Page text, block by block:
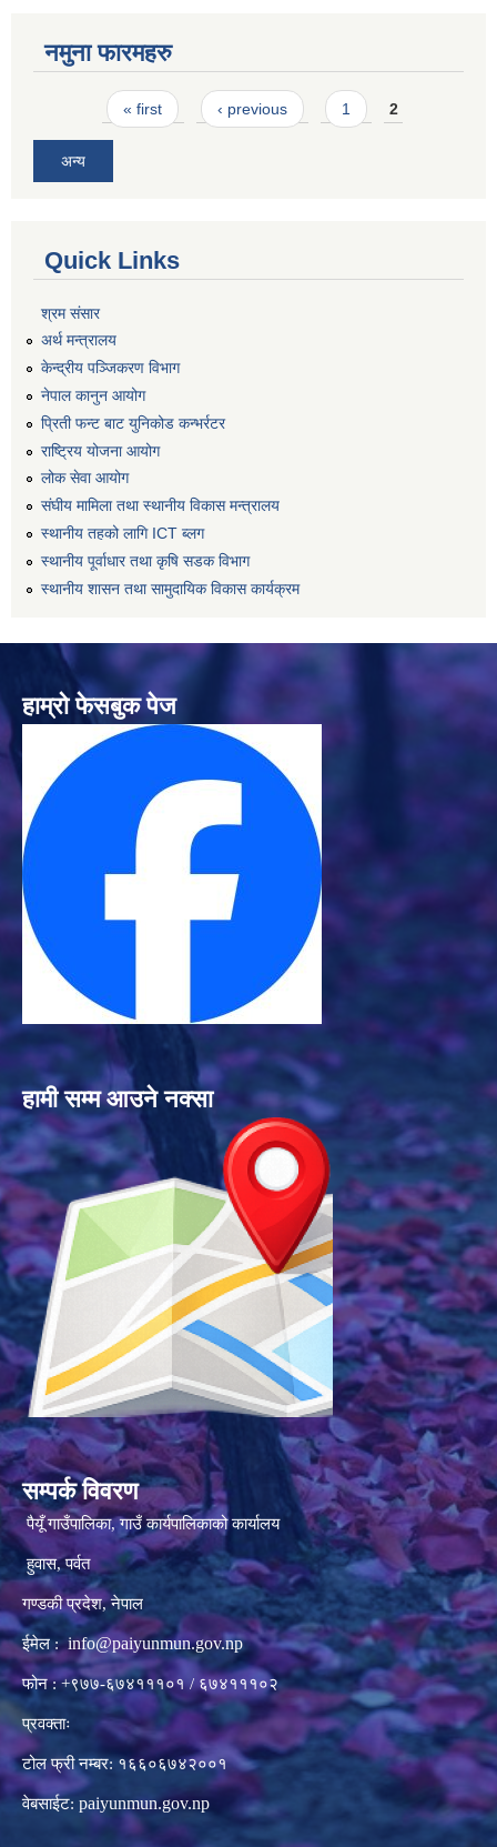
नमुना फारमहरु
Pages« first ‹ previous 1 2
अन्य
Quick Links
श्रम संसार
अर्थ मन्त्रालय
केन्द्रीय पञ्जिकरण विभाग
नेपाल कानुन आयोग
प्रिती फन्ट बाट युनिकोड कन्भर्रटर
राष्ट्रिय योजना आयोग
लोक सेवा आयोग
संघीय मामिला तथा स्थानीय विकास मन्त्रालय
स्थानीय तहको लागि ICT ब्लग
स्थानीय पूर्वाधार तथा कृषि सडक विभाग
स्थानीय शासन तथा सामुदायिक विकास कार्यक्रम
हाम्रो फेसबुक पेज
हामी सम्म आउने नक्सा
सम्पर्क विवरण
पैयूँ गाउँपालिका, गाउँ कार्यपालिकाको कार्यालय
हुवास, पर्वत
गण्डकी प्रदेश, नेपाल
ईमेल : info@paiyunmun.gov.np
फोन : +९७७-६७४१११०१ / ६७४१११०२
प्रवक्ताः
टोल फ्री नम्बर: १६६०६७४२००१
वेबसाईट: paiyunmun.gov.np